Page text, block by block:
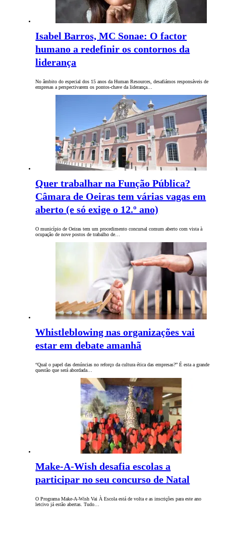
Isabel Barros, MC Sonae: O factor
humano a redefinir os contornos da
liderança
No âmbito do especial dos 15 anos da Human Resources, desafiámos responsáveis de
empresas a perspectivarem os pontos-chave da liderança…
Quer trabalhar na Função Pública?
Câmara de Oeiras tem várias vagas em
aberto (e só exige o 12.º ano)
O município de Oeiras tem um procedimento concursal comum aberto com vista à
ocupação de nove postos de trabalho de…
Whistleblowing nas organizações vai
estar em debate amanhã
“Qual o papel das denúncias no reforço da cultura ética das empresas?” É esta a grande
questão que será abordada…
Make-A-Wish desafia escolas a
participar no seu concurso de Natal
O Programa Make-A-Wish Vai À Escola está de volta e as inscrições para este ano
letcivo já estão abertas. Tudo…